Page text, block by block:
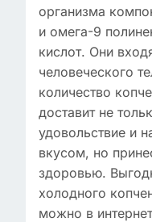
организма
и омега-9
кислот. Они
человеческого
количество
доставит не
удовольствие и
вкусом, но
здоровью.
холодного
можно в